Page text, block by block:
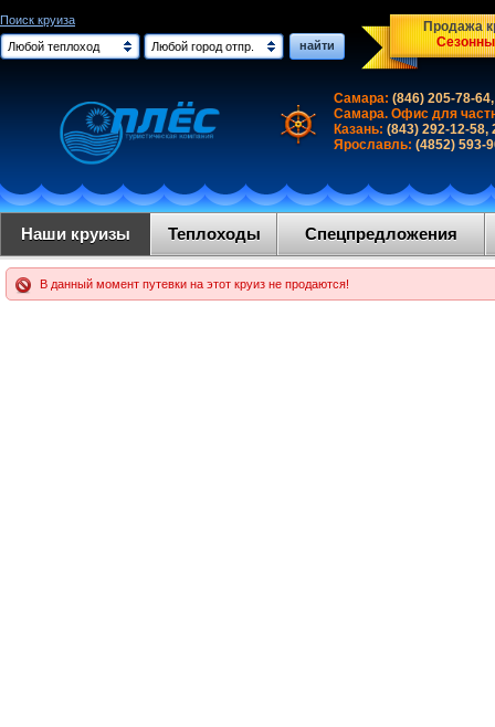
Поиск круиза
Любой теплоход
Любой город отпр. найти
Продажа
Самара: (846) 205-78-
Самара. Офис для
Казань: (843) 292-12-58,
Ярославль: (4852) 593-
Наши круизы Теплоходы Спецпредложения
В данный момент путевки на этот круиз не продаются!